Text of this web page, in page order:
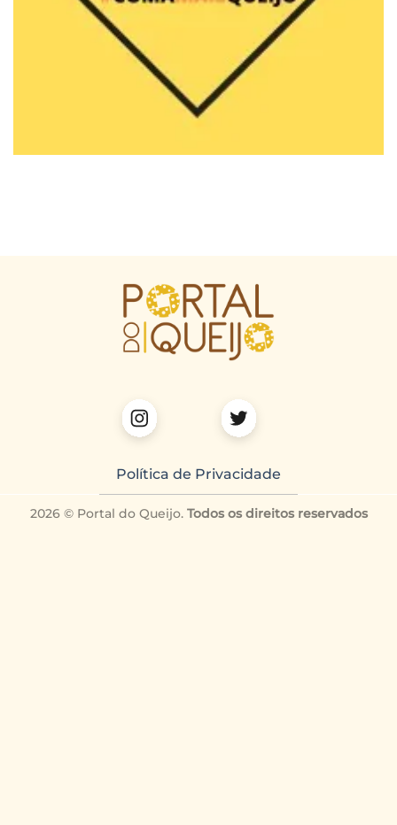
Política de Privacidade
2026 © Portal do Queijo. Todos os direitos reservados